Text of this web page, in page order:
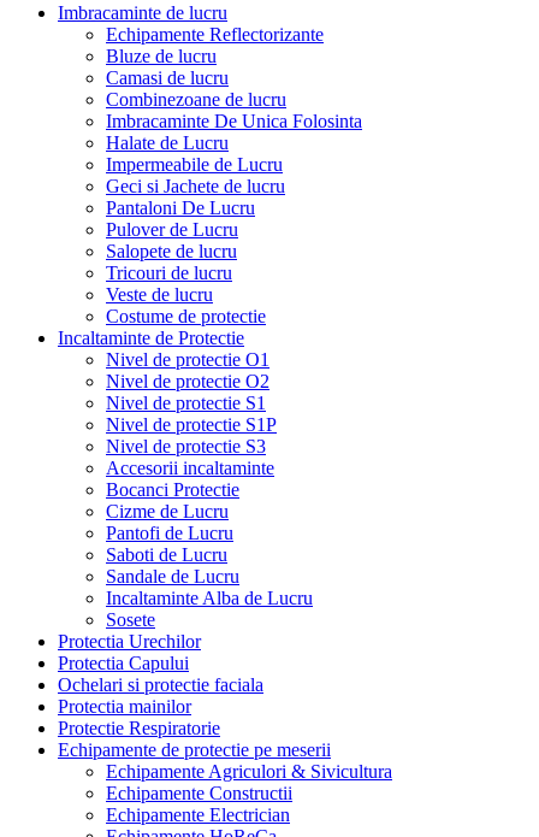
Imbracaminte de lucru
Echipamente Reflectorizante
Bluze de lucru
Camasi de lucru
Combinezoane de lucru
Imbracaminte De Unica Folosinta
Halate de Lucru
Impermeabile de Lucru
Geci si Jachete de lucru
Pantaloni De Lucru
Pulover de Lucru
Salopete de lucru
Tricouri de lucru
Veste de lucru
Costume de protectie
Incaltaminte de Protectie
Nivel de protectie O1
Nivel de protectie O2
Nivel de protectie S1
Nivel de protectie S1P
Nivel de protectie S3
Accesorii incaltaminte
Bocanci Protectie
Cizme de Lucru
Pantofi de Lucru
Saboti de Lucru
Sandale de Lucru
Incaltaminte Alba de Lucru
Sosete
Protectia Urechilor
Protectia Capului
Ochelari si protectie faciala
Protectia mainilor
Protectie Respiratorie
Echipamente de protectie pe meserii
Echipamente Agriculori & Sivicultura
Echipamente Constructii
Echipamente Electrician